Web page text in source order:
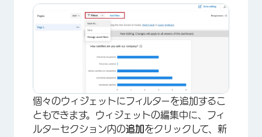
×
個々のウィジェットにフィルターを追加するこ
ともできます。ウィジェットの編集中に、フィ
ルターセクション内の追加をクリックして、新